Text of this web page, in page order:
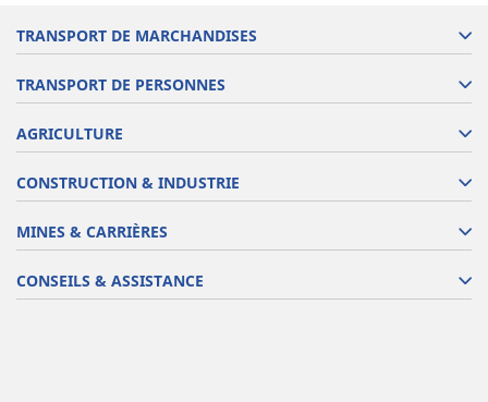
TRANSPORT DE MARCHANDISES
TRANSPORT DE PERSONNES
AGRICULTURE
CONSTRUCTION & INDUSTRIE
MINES & CARRIÈRES
CONSEILS & ASSISTANCE